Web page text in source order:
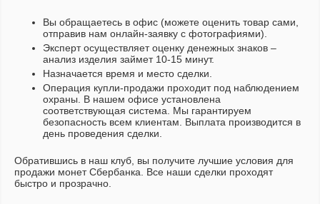
Вы обращаетесь в офис (можете оценить товар сами,
отправив нам онлайн-заявку с фотографиями).
Эксперт осуществляет оценку денежных знаков –
анализ изделия займет 10-15 минут.
Назначается время и место сделки.
Операция купли-продажи проходит под наблюдением
охраны. В нашем офисе установлена
соответствующая система. Мы гарантируем
безопасность всем клиентам. Выплата производится в
день проведения сделки.
Обратившись в наш клуб, вы получите лучшие условия для
продажи монет Сбербанка. Все наши сделки проходят
быстро и прозрачно.